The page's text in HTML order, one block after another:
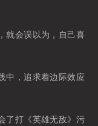
就会误以为，自己喜
中，追求着边际效应
了打《英雄无敌》污